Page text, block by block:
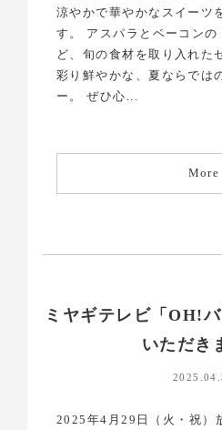
涼やかで華やかなスイーツ
す。 アスパラとベーコンの
ど、旬の食材を取り入れた
彩り鮮やかな、夏ならでは
ー。 ぜひ心...
More
ミヤギテレビ「OH!
いただき
2025年4月29日（火・祝）